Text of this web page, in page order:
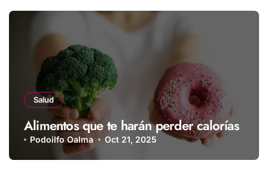
Salud
Alimentos que te harán perder calorías
Podoilfo Oalma Oct 21, 2025